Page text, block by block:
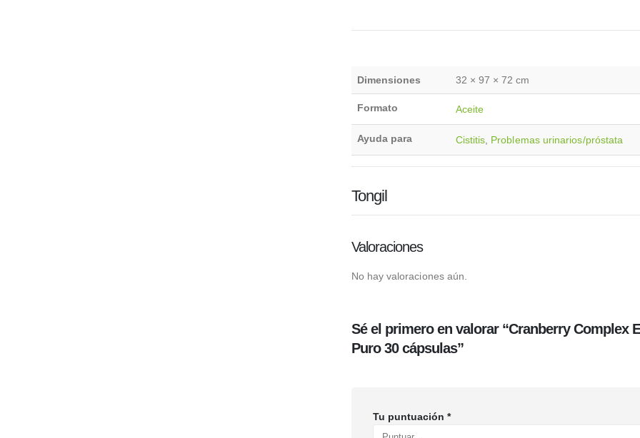
Dimensiones 32 × 97 × 72 cm
Formato Aceite
Ayuda para Cistitis Problemas urinarios/próstata
Tongil
Valoraciones
No hay valoraciones aún.
Sé el primero en valorar “Cranberry Complex
Puro 30 cápsulas”
Tu puntuación *